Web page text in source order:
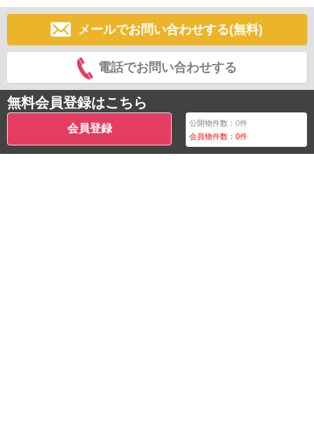
メールでお問い合わせする(無料)
電話でお問い合わせする
無料会員登録はこちら
会員登録 公開物件数：0件
会員物件数：0件